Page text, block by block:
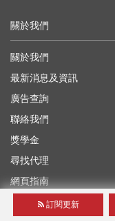
訂閱更新
關於我們
關於我們
最新消息及資訊
廣告查詢
聯絡我們
獎學金
尋找代理
網頁指南
有用的信息